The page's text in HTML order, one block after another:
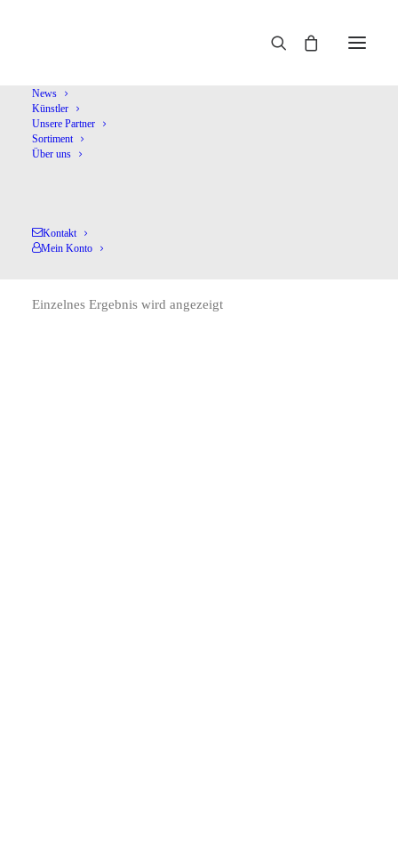
News
Künstler
Unsere Partner
Sortiment
Über uns
Kontakt
Mein Konto
Marcon,Andrea
Einzelnes Ergebnis wird angezeigt